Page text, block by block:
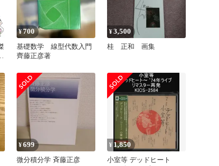
¥700
基礎数学 線型代数入門
齊藤正彦著
¥3,500
桂 正和 画集
¥699
微分積分学 斉藤正彦
¥ 1,850
小室等 デッドヒート